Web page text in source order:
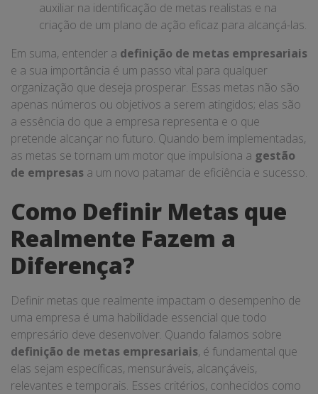
auxiliar na identificação de metas realistas e na
criação de um plano de ação eficaz para alcançá-las.
Em suma, entender a definição de metas empresariais
e a sua importância é um passo vital para qualquer
organização que deseja prosperar. Essas metas não são
apenas números ou objetivos a serem atingidos; elas são
a essência do que a empresa representa e o que
pretende alcançar no futuro. Quando bem implementadas,
as metas se tornam um motor que impulsiona a gestão
de empresas a um novo patamar de eficiência e sucesso.
Como Definir Metas que
Realmente Fazem a
Diferença?
Definir metas que realmente impactam o desempenho de
uma empresa é uma habilidade essencial que todo
empresário deve desenvolver. Quando falamos sobre
definição de metas empresariais, é fundamental que
elas sejam específicas, mensuráveis, alcançáveis,
relevantes e temporais. Esses critérios, conhecidos como